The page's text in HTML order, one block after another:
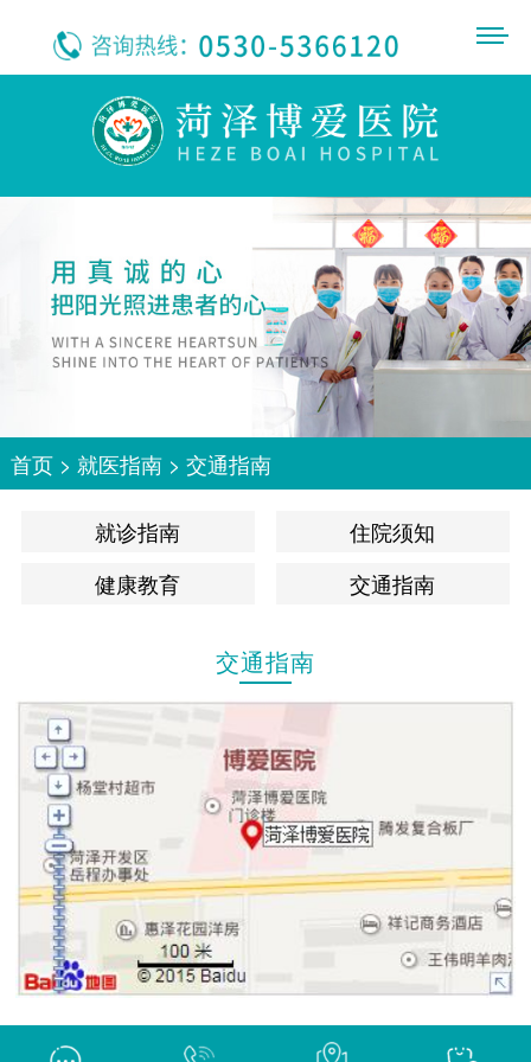
首页> 就医指南> 交通指南
就诊指南
住院须知
健康教育
交通指南
交通指南